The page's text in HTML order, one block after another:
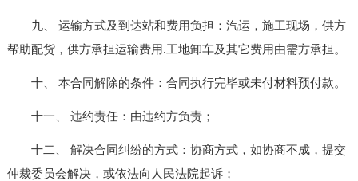
九、 运输方式及到达站和费用负担：汽运，施工现场，供方
帮助配货，供方承担运输费用.工地卸车及其它费用由需方承担。
十、 本合同解除的条件：合同执行完毕或未付材料预付款。
十一、 违约责任：由违约方负责；
十二、 解决合同纠纷的方式：协商方式，如协商不成，提交
仲裁委员会解决，或依法向人民法院起诉；